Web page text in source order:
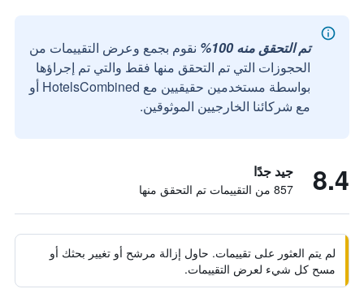
تم التحقق منه 100%
نقوم بجمع وعرض التقييمات من
الحجوزات التي تم التحقق منها فقط والتي تم إجراؤها
بواسطة مستخدمين حقيقيين مع HotelsCombined أو
مع شركائنا الخارجيين الموثوقين.
8.4 جيد جدًا
857 من التقييمات تم التحقق منها
لم يتم العثور على تقييمات. حاول إزالة مرشح أو تغيير بحثك أو
مسح كل شيء لعرض التقييمات.